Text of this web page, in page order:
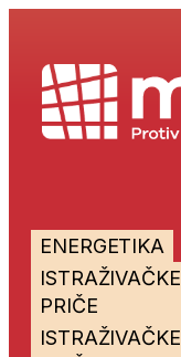
ENERGETIKA
ISTRAŽIVAČKE
PRIČE
ISTRAŽIVAČKE